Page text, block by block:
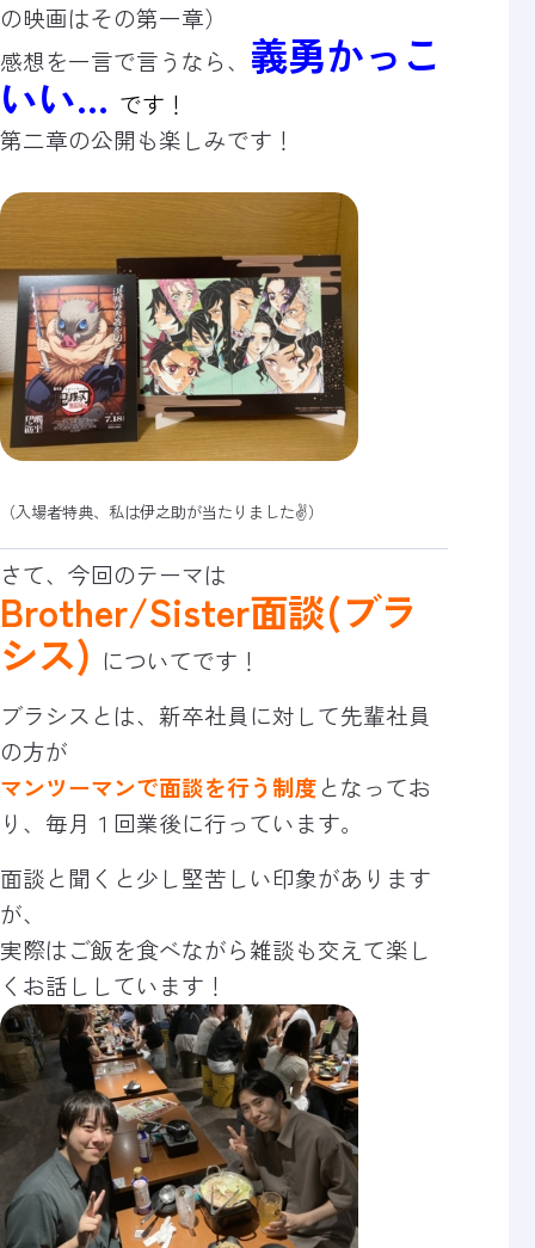
の映画はその第一章）
感想を一言で言うなら、 義勇かっこ
いい… です！
第二章の公開も楽しみです！
（入場者特典、私は伊之助が当たりました✌）
さて、今回のテーマは
Brother/Sister面談(ブラ
シス) についてです！
ブラシスとは、新卒社員に対して先輩社員
の方が
マンツーマンで面談を行う制度となってお
り、毎月１回業後に行っています。
面談と聞くと少し堅苦しい印象があります
が、
実際はご飯を食べながら雑談も交えて楽し
くお話ししています！